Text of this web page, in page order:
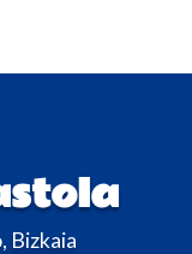
Bizkaia